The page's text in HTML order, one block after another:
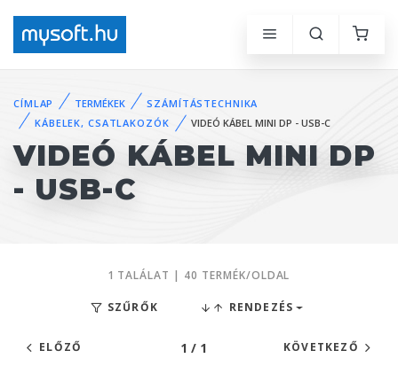
CÍMLAP TERMÉKEK
SZÁMÍTÁSTECHNIKA
KÁBELEK, CSATLAKOZÓK
VIDEÓ KÁBEL MINI DP - USB-C
VIDEÓ KÁBEL MINI DP
- USB-C
1 TALÁLAT | 40 TERMÉK/OLDAL
SZŰRŐK RENDEZÉS
ELŐZŐ 1 / 1 KÖVETKEZŐ